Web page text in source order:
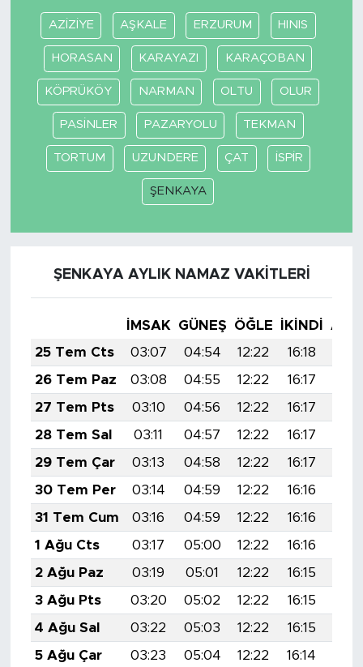
AZİZİYE AŞKALE ERZURUM HINIS
HORASAN KARAYAZI KARAÇOBAN
KÖPRÜKÖY NARMAN OLTU OLUR
PASİNLER PAZARYOLU TEKMAN
TORTUM UZUNDERE ÇAT İSPİR
ŞENKAYA
ŞENKAYA AYLIK NAMAZ VAKITLERI
İMSAK GÜNEŞ ÖĞLE İKINDI
25 Tem Cts
03:07 04:54 12:22 16:18
26 Tem Paz
03:08 04:55 12:22 16:17
27 Tem Pts
03:10 04:56 12:22 16:17
28 Tem Sal
03:11 04:57 12:22 16:17
29 Tem Çar
03:13 04:58 12:22 16:17
30 Tem Per
03:14 04:59 12:22 16:16
31 Tem Cum
03:16 04:59 12:22 16:16
1 Ağu Cts
03:17 05:00 12:22 16:16
2 Ağu Paz
03:19 05:01 12:22 16:15
3 Ağu Pts
03:20 05:02 12:22 16:15
4 Ağu Sal
03:22 05:03 12:22 16:15
5 Ağu Çar
03:23 05:04 12:22 16:14